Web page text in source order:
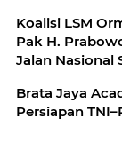
Koalisi LSM
Pak H.
Jalan Nasional
Brata Jaya
Persiapan